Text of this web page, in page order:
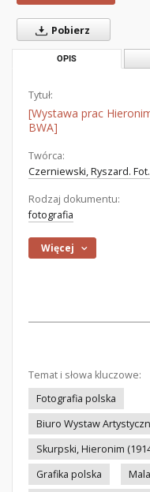
Pobierz
OPIS
Tytuł:
[Wystawa prac
BWA]
Twórca:
Czerniewski, Ryszard. Fot.
Rodzaj dokumentu:
fotografia
Więcej
Temat i słowa kluczowe:
Fotografia polska
Biuro Wystaw
Skurpski, Hieronim
Grafika polska